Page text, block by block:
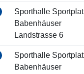
Sporthalle
Babenhäuser
Landstrasse 6
Sporthalle
Babenhäuser